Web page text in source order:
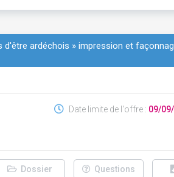
ardéchois » impression et
Date limite de l'offre : 09/
Dossier Questions